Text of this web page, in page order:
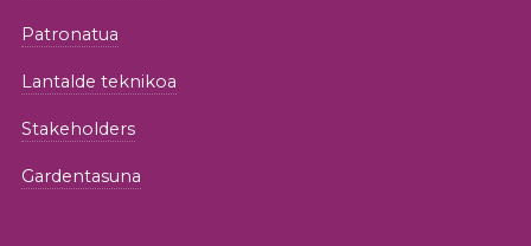
Patronatua
Lantalde teknikoa
Stakeholders
Gardentasuna